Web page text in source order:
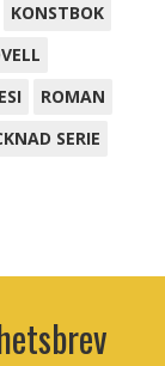
KONSTBOK
ROMAN
SERIE